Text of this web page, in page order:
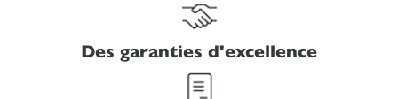
Des garanties d'excellence